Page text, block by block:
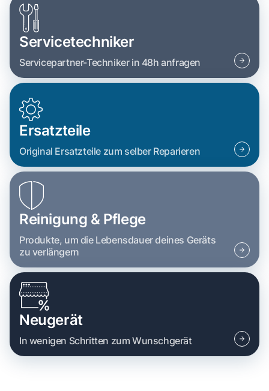
Servicetechniker
Servicepartner-Techniker in 48h anfragen
Ersatzteile
Original Ersatzteile zum selber Reparieren
Reinigung & Pflege
Produkte, um die Lebensdauer deines Geräts
zu verlängern
Neugerät
In wenigen Schritten zum Wunschgerät